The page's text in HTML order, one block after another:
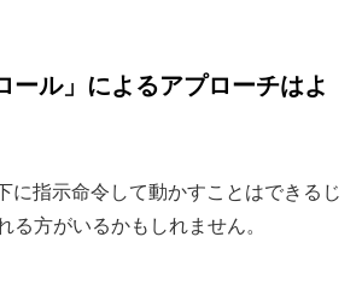
ール」によるアプローチはよ
に指示命令して動かすことはできるじ
る方がいるかもしれません。